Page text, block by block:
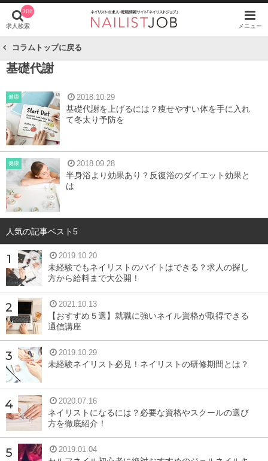
308
求人検索 メニュー
コラムトップに戻る
基礎代謝
健康 2018.10.29
基礎代謝を上げるには？痩せやすい体を手に入れ
て冬太り予防を
健康 2018.09.28
半身浴より効果あり？反復浴のダイエット効果と
は
人気の記事ベスト5
2019.10.20
未経験でもネイリストのバイトはできる？求人の探し
方から給料まで大公開！
2021.10.13
【おすすめ５選】就職に強いネイル資格が取得できる
通信講座
2019.10.29
未経験ネイリスト必見！ネイリストの研修期間とは？
2020.07.16
ネイリストになるには？必要な資格やスクールの選び
方を徹底紹介！
2019.01.04